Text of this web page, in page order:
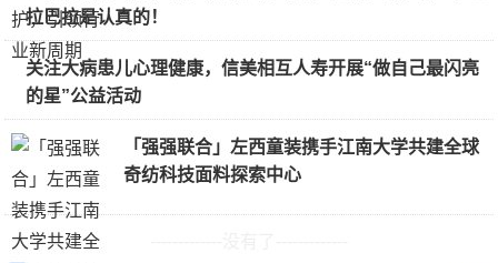
拉巴拉是认真的！
关注大病患儿心理健康，信美相互人寿开展“做自己最闪亮
的星”公益活动
「强强联合」左西童装携手江南大学共建全球
奇纺科技面料探索中心